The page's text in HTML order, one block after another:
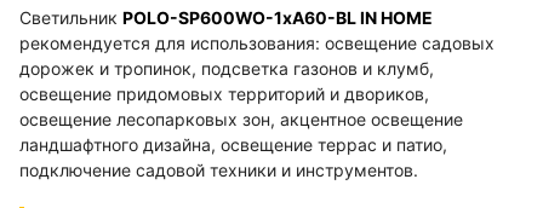
Светильник POLO-SP600WO-1xA60-BL IN HOME
рекомендуется для использования: освещение садовых
дорожек и тропинок, подсветка газонов и клумб,
освещение придомовых территорий и двориков,
освещение лесопарковых зон, акцентное освещение
ландшафтного дизайна, освещение террас и патио,
подключение садовой техники и инструментов.